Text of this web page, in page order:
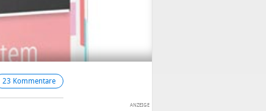
23 Kommentare